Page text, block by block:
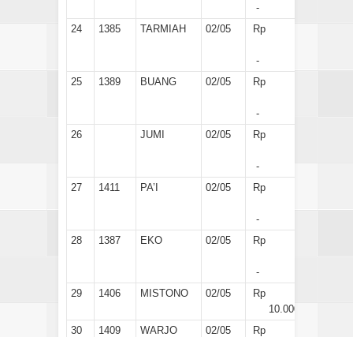
-
24
1385 TARMIAH 02/05 Rp
-
25
1389 BUANG 02/05 Rp
-
26
JUMI 02/05 Rp
-
27
1411 PA’I 02/05 Rp
-
28
1387 EKO 02/05 Rp
-
29
1406 MISTONO 02/05
Rp
10.000
30
1409 WARJO 02/05
Rp